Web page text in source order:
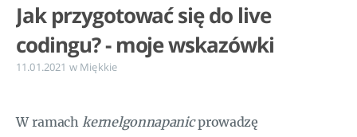
Jak przygotować się do live
codingu? - moje wskazówki
11.01.2021 w Miękkie
W ramachkernelgonnapanicprowadzę